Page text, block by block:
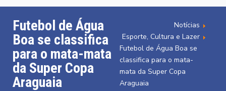
Futebol de Água
Boa se classifica
para o mata-mata
da Super Copa
Araguaia
Notícias
Esporte, Cultura e Lazer
Futebol de Água Boa se
classifica para o mata-
mata da Super Copa
Araguaia